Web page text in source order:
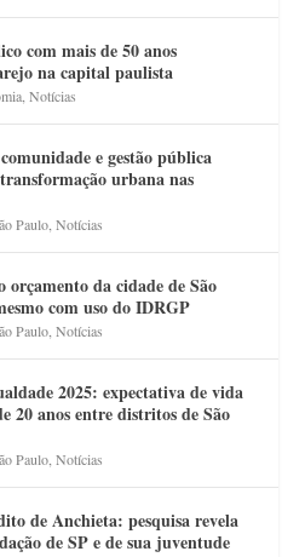
com mais de 50 anos
na capital paulista
,Notícias
e gestão pública
urbana nas
Paulo ,Notícias
orçamento da cidade de São
com uso do IDRGP
Paulo ,Notícias
2025: expectativa de vida
20 anos entre distritos de São
Paulo ,Notícias
de Anchieta: pesquisa revela
de SP e de sua juventude